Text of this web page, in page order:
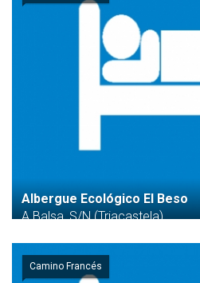
Albergue Ecológico El Beso
A Balsa, S/N (Triacastela)
Camino Francés